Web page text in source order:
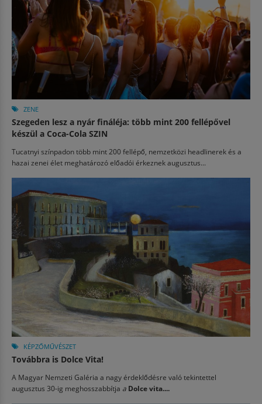
ZENE
Szegeden lesz a nyár fináléja: több mint 200 fellépővel
készül a Coca-Cola SZIN
Tucatnyi színpadon több mint 200 fellépő, nemzetközi headlinerek és a
hazai zenei élet meghatározó előadói érkeznek augusztus...
KÉPZŐMŰVÉSZET
Továbbra is Dolce Vita!
A Magyar Nemzeti Galéria a nagy érdeklődésre való tekintettel
augusztus 30-ig meghosszabbítja a Dolce vita....